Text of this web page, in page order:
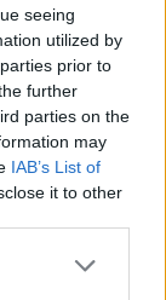
seeing
utilized by
prior to
further
parties on the
may
IAB’s List of
it to other
działu
Są tylko
potrafi